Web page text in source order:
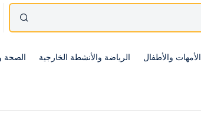
الأمهات والأطفال الرياضة والأنشطة الخارجية الصحة